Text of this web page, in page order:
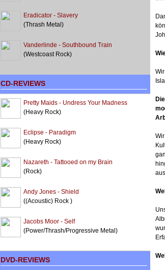
Eradicator - Slavery
(Thrash Metal)
Vanderlinde - Southbound Train
(Westcoast Rock)
CD-REVIEWS
Pretty Maids - Undress Your Madness
(Heavy Rock)
Eclipse - Paradigm
(Heavy Rock)
Nazareth - Tattooed on my Brain
(Rock)
Andy Jones - Shield
((Acoustic) Rock )
Jacobs Moor - Self
(Power/Thrash/Progressive Metal)
DVD-REVIEWS